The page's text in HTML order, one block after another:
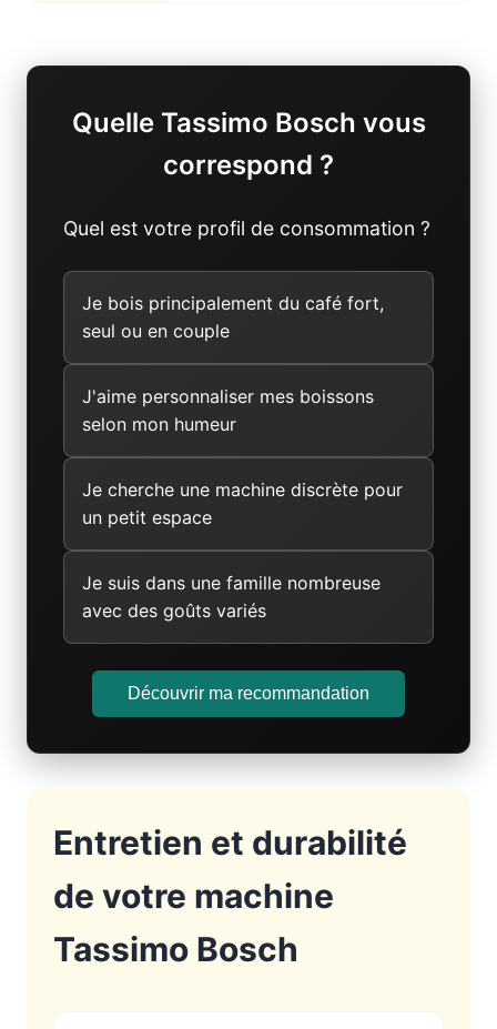
Quelle Tassimo Bosch vous
correspond ?
Quel est votre profil de consommation ?
Je bois principalement du café fort,
seul ou en couple
J'aime personnaliser mes boissons
selon mon humeur
Je cherche une machine discrète pour
un petit espace
Je suis dans une famille nombreuse
avec des goûts variés
Découvrir ma recommandation
Entretien et durabilité
de votre machine
Tassimo Bosch